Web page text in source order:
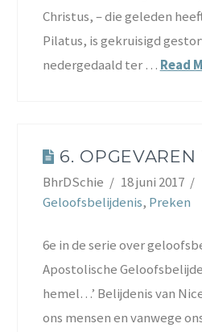
Christus, – die geleden
Pilatus, is gekruisigd
nedergedaald ter … Read
6.
BhrDSchie
18 juni 2017
Geloofsbelijdenis, Preken
6e in de serie over
Apostolische
hemel…’ Belijdenis van
ons mensen en vanwege